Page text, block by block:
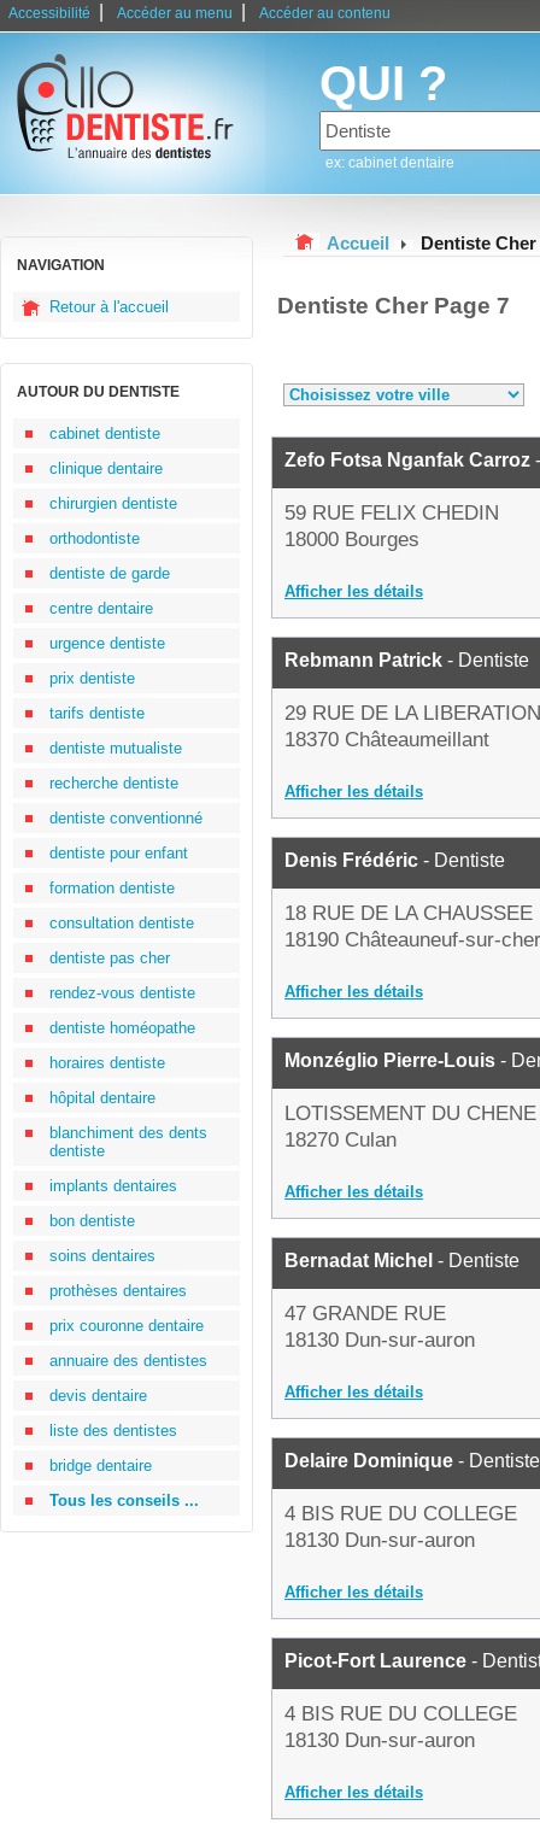
Accessibilité Accéder au menu Accéder au contenu
QUI ?
ex: cabinet dentaire
NAVIGATION
Retour à l'accueil
AUTOUR DU DENTISTE
cabinet dentiste
clinique dentaire
chirurgien dentiste
orthodontiste
dentiste de garde
centre dentaire
urgence dentiste
prix dentiste
tarifs dentiste
dentiste mutualiste
recherche dentiste
dentiste conventionné
dentiste pour enfant
formation dentiste
consultation dentiste
dentiste pas cher
rendez-vous dentiste
dentiste homéopathe
horaires dentiste
hôpital dentaire
blanchiment des dents
dentiste
implants dentaires
bon dentiste
soins dentaires
prothèses dentaires
prix couronne dentaire
annuaire des dentistes
devis dentaire
liste des dentistes
bridge dentaire
Tous les conseils ...
Accueil Dentiste Cher
Dentiste Cher Page 7
Zefo Fotsa Nganfak Carroz
59 RUE FELIX CHEDIN
18000 Bourges
Afficher les détails
Rebmann Patrick - Dentiste
29 RUE DE LA LIBERATION
18370 Châteaumeillant
Afficher les détails
Denis Frédéric - Dentiste
18 RUE DE LA CHAUSSEE
18190 Châteauneuf-sur-cher
Afficher les détails
Monzéglio Pierre-Louis -
LOTISSEMENT DU
18270 Culan
Afficher les détails
Bernadat Michel - Dentiste
47 GRANDE RUE
18130 Dun-sur-auron
Afficher les détails
Delaire Dominique - Dentiste
4 BIS RUE DU COLLEGE
18130 Dun-sur-auron
Afficher les détails
Picot-Fort Laurence -
4 BIS RUE DU COLLEGE
18130 Dun-sur-auron
Afficher les détails